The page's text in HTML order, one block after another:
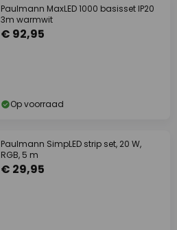
Paulmann MaxLED 1000 basisset IP20
3m warmwit
€ 92,95
Op voorraad
Paulmann SimpLED strip set, 20 W,
RGB, 5 m
€ 29,95